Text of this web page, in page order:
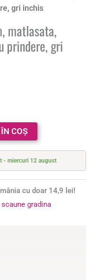
gri inchis
matlasata,
prindere, gri
COȘ
- miercuri 12 august
cu doar 14,9 lei!
scaune gradina